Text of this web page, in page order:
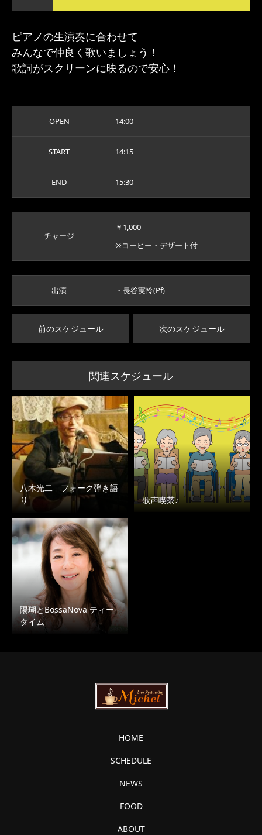
ピアノの生演奏に合わせて
みんなで仲良く歌いましょう！
歌詞がスクリーンに映るので安心！
OPEN 14:00
START 14:15
END 15:30
チャージ
￥1,000-
※コーヒー・デザート付
出演 ・長谷実怜(Pf)
前のスケジュール 次のスケジュール
関連スケジュール
八木光二 フォーク弾き語
り
歌声喫茶♪
陽瑚とBossaNova ティー
タイム
HOME
SCHEDULE
NEWS
FOOD
ABOUT